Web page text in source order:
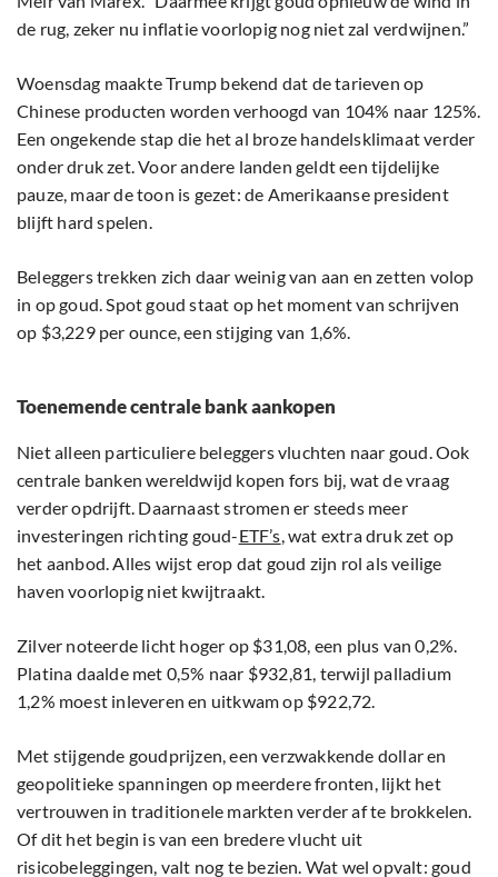
de rug, zeker nu inflatie voorlopig nog niet zal verdwijnen.”
Woensdag maakte Trump bekend dat de tarieven op
Chinese producten worden verhoogd van 104% naar 125%.
Een ongekende stap die het al broze handelsklimaat verder
onder druk zet. Voor andere landen geldt een tijdelijke
pauze, maar de toon is gezet: de Amerikaanse president
blijft hard spelen.
Beleggers trekken zich daar weinig van aan en zetten volop
in op goud. Spot goud staat op het moment van schrijven
op $3,229 per ounce, een stijging van 1,6%.
Toenemende centrale bank aankopen
Niet alleen particuliere beleggers vluchten naar goud. Ook
centrale banken wereldwijd kopen fors bij, wat de vraag
verder opdrijft. Daarnaast stromen er steeds meer
investeringen richting goud-ETF’s, wat extra druk zet op
het aanbod. Alles wijst erop dat goud zijn rol als veilige
haven voorlopig niet kwijtraakt.
Zilver noteerde licht hoger op $31,08, een plus van 0,2%.
Platina daalde met 0,5% naar $932,81, terwijl palladium
1,2% moest inleveren en uitkwam op $922,72.
Met stijgende goudprijzen, een verzwakkende dollar en
geopolitieke spanningen op meerdere fronten, lijkt het
vertrouwen in traditionele markten verder af te brokkelen.
Of dit het begin is van een bredere vlucht uit
risicobeleggingen, valt nog te bezien. Wat wel opvalt: goud